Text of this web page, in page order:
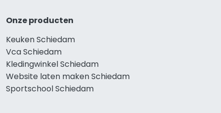
Onze producten
Keuken Schiedam
Vca Schiedam
Kledingwinkel Schiedam
Website laten maken Schiedam
Sportschool Schiedam